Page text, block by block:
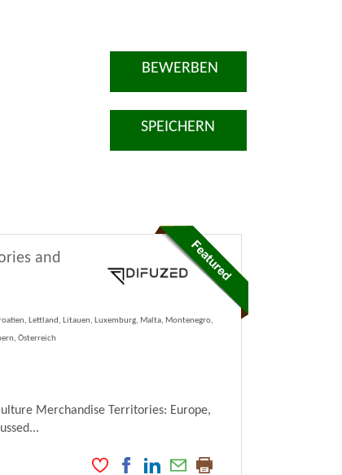
BEWERBEN
SPEICHERN
and
Lettland, Litauen, Luxemburg, Malta, Montenegro,
Österreich
Merchandise Territories: Europe,